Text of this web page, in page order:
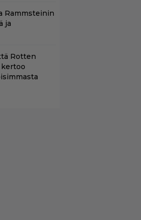
Rammsteinin
ja
Rotten
kertoo